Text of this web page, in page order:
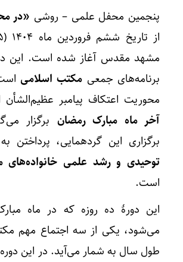
پنجمین محفل علمی – روشی «در
مشهد مقدس آغاز شده است. این
برنامه‌های جمعی مکتب اسلامی
محوریت اعتکاف پیامبر عظیم‌الشأن
آخر ماه مبارک رمضان برگزار
برگزاری این گردهمایی، پرداختن
توحیدی و رشد علمی خانواده‌های
است.
این دورۀ ده روزه که در ماه
می‌شود، یکی از سه اجتماع مهم
طول سال به شمار می‌آید. در این